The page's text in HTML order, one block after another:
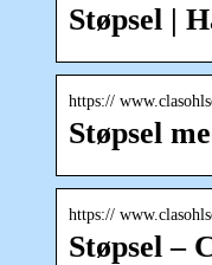
Støpsel |
https://
Støpsel
https://
Støpsel –